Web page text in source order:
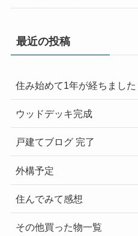
最近の投稿
住み始めて1年が経ちました
ウッドデッキ完成
戸建てブログ 完了
外構予定
住んでみて感想
その他買った物一覧